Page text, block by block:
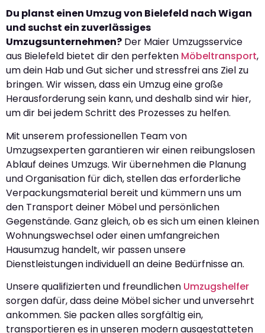
Du planst einen Umzug von Bielefeld nach Wigan
und suchst ein zuverlässiges
Umzugsunternehmen? Der Maier Umzugsservice
aus Bielefeld bietet dir den perfekten Möbeltransport,
um dein Hab und Gut sicher und stressfrei ans Ziel zu
bringen. Wir wissen, dass ein Umzug eine große
Herausforderung sein kann, und deshalb sind wir hier,
um dir bei jedem Schritt des Prozesses zu helfen.
Mit unserem professionellen Team von
Umzugsexperten garantieren wir einen reibungslosen
Ablauf deines Umzugs. Wir übernehmen die Planung
und Organisation für dich, stellen das erforderliche
Verpackungsmaterial bereit und kümmern uns um
den Transport deiner Möbel und persönlichen
Gegenstände. Ganz gleich, ob es sich um einen kleinen
Wohnungswechsel oder einen umfangreichen
Hausumzug handelt, wir passen unsere
Dienstleistungen individuell an deine Bedürfnisse an.
Unsere qualifizierten und freundlichen Umzugshelfer
sorgen dafür, dass deine Möbel sicher und unversehrt
ankommen. Sie packen alles sorgfältig ein,
transportieren es in unseren modern ausgestatteten